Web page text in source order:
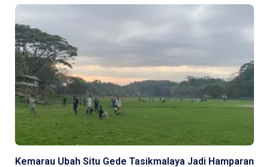
Kemarau Ubah Situ Gede Tasikmalaya Jadi Hamparan